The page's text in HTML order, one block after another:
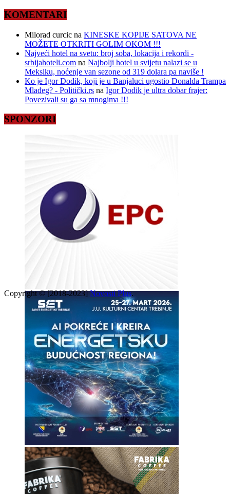
KOMENTARI
Milorad curcic na KINESKE KOPIJE SATOVA NE
MOŽETE OTKRITI GOLIM OKOM !!!
Najveći hotel na svetu: broj soba, lokacija i rekordi -
srbijahoteli.com na Najbolji hotel u svijetu nalazi se u
Meksiku, noćenje van sezone od 319 dolara pa naviše !
Ko je Igor Dodik, koji je u Banjaluci ugostio Donalda Trampa
Mlađeg? - Politički.rs na Igor Dodik je ultra dobar frajer:
Povezivali su ga sa mnogima !!!
SPONZORI
Copyright © [2018-2023]Novosti Plus.